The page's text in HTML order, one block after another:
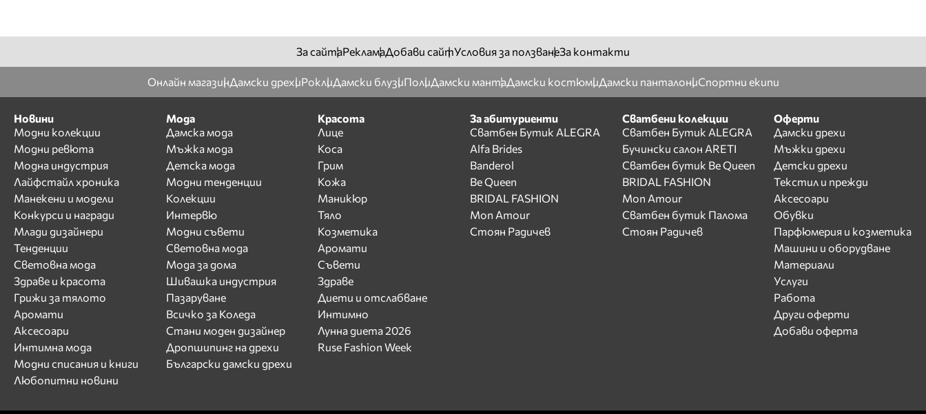
За сайтаРекламаДобави сайтУсловия за ползванеЗа контакти
Онлайн магазинДамски дрехиРоклиДамски блузиПолиДамски мантаДамски костюмиДамски панталониСпортни екипи
Новини
Модни колекции
Модни ревюта
Модна индустрия
Лайфстайл хроника
Манекени и модели
Конкурси и награди
Млади дизайнери
Тенденции
Световна мода
Здраве и красота
Грижи за тялото
Аромати
Аксесоари
Интимна мода
Модни списания и книги
Любопитни новини
Мода
Дамска мода
Мъжка мода
Детска мода
Модни тенденции
Колекции
Интервю
Модни съвети
Световна мода
Мода за дома
Шивашка индустрия
Пазаруване
Всичко за Коледа
Стани моден дизайнер
Дропшипинг на дрехи
Български дамски дрехи
Красота
Лице
Коса
Грим
Кожа
Маникюр
Тяло
Козметика
Аромати
Съвети
Здраве
Диети и отслабване
Интимно
Лунна диета 2026
Ruse Fashion Week
За абитуриенти
Сватбен Бутик ALEGRA
Alfa Brides
Banderol
Be Queen
BRIDAL FASHION
Mon Amour
Стоян Радичев
Сватбени колекции
Сватбен Бутик ALEGRA
Бучински салон ARETI
Сватбен бутик Be Queen
BRIDAL FASHION
Mon Amour
Сватбен бутик Палома
Стоян Радичев
Оферти
Дамски дрехи
Мъжки дрехи
Детски дрехи
Текстил и прежди
Аксесоари
Обувки
Парфюмерия и козметика
Машини и оборудване
Материали
Услуги
Работа
Други оферти
Добави оферта